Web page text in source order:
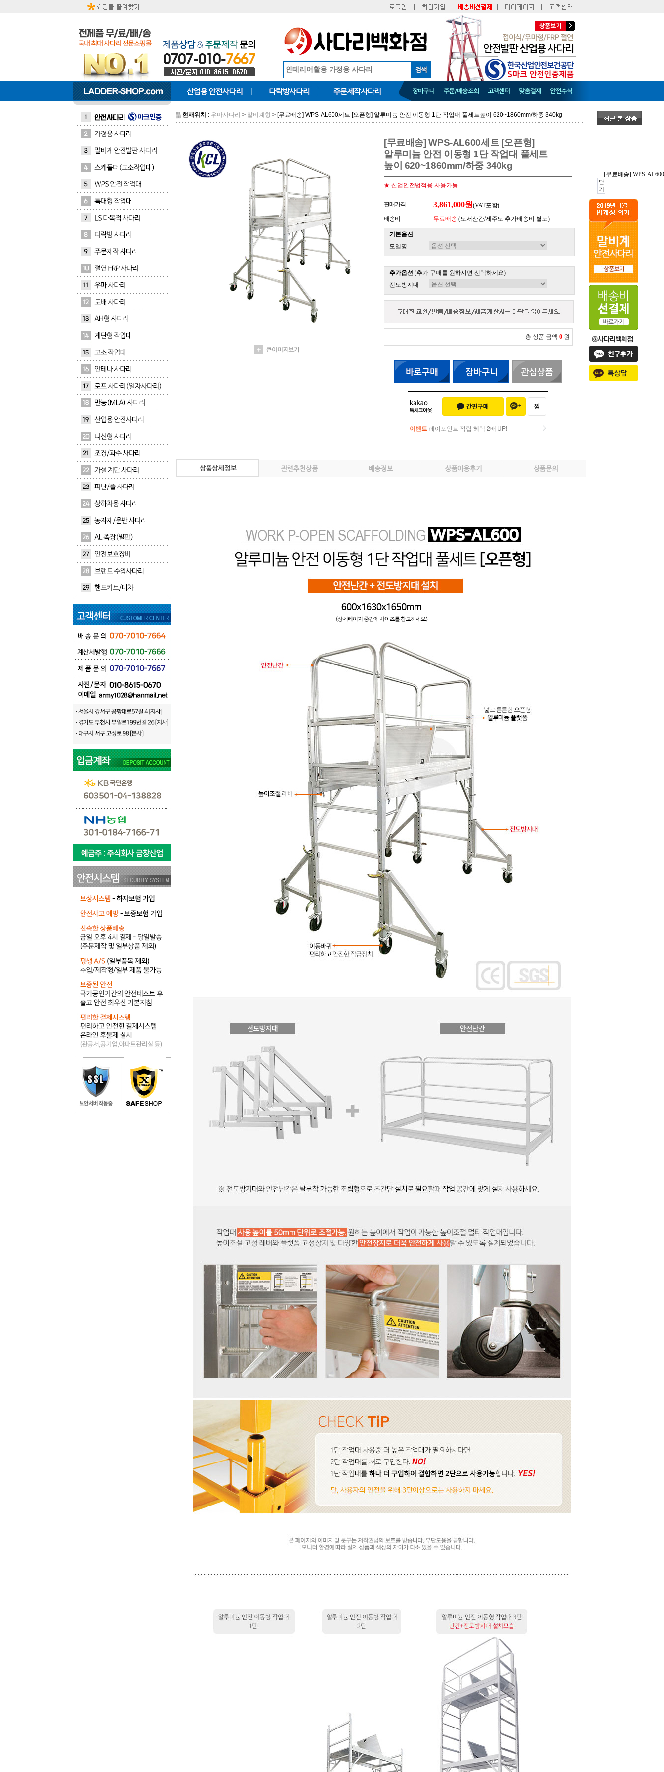
[무료배송] WPS-
닫
기
▒ 현재위치 : 우마사다리 > 말비계형 > [무료배송] WPS-AL600세트 [오픈형] 알루미늄 안전 이동형 1단 작업대 풀세트높이 620~1860mm/하중 340kg
[무료배송] WPS-AL600세트 [오픈형]
알루미늄 안전 이동형 1단 작업대 풀세트
높이 620~1860mm/하중 340kg
★ 산업안전법적용 사용가능
판매가격 3,861,000원 (VAT포함)
배송비
무료배송 (도서산간/제주도 추가배송비 별도)
기본옵션
모델명
추가옵션 (추가 구매를 원하시면 선택하세요)
전도방지대
총 상품 금액 0 원
이벤트 페이포인트 적립 혜택 2배 UP!